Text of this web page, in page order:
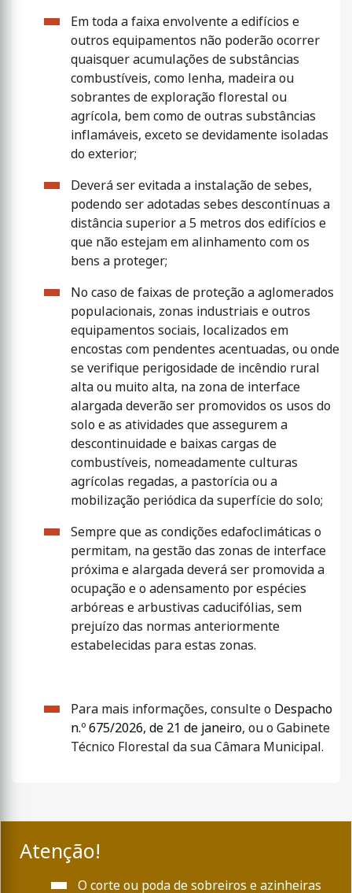
Em toda a faixa envolvente a edifícios e
outros equipamentos não poderão ocorrer
quaisquer acumulações de substâncias
combustíveis, como lenha, madeira ou
sobrantes de exploração florestal ou
agrícola, bem como de outras substâncias
inflamáveis, exceto se devidamente isoladas
do exterior;
Deverá ser evitada a instalação de sebes,
podendo ser adotadas sebes descontínuas a
distância superior a 5 metros dos edifícios e
que não estejam em alinhamento com os
bens a proteger;
No caso de faixas de proteção a aglomerados
populacionais, zonas industriais e outros
equipamentos sociais, localizados em
encostas com pendentes acentuadas, ou onde
se verifique perigosidade de incêndio rural
alta ou muito alta, na zona de interface
alargada deverão ser promovidos os usos do
solo e as atividades que assegurem a
descontinuidade e baixas cargas de
combustíveis, nomeadamente culturas
agrícolas regadas, a pastorícia ou a
mobilização periódica da superfície do solo;
Sempre que as condições edafoclimáticas o
permitam, na gestão das zonas de interface
próxima e alargada deverá ser promovida a
ocupação e o adensamento por espécies
arbóreas e arbustivas caducifólias, sem
prejuízo das normas anteriormente
estabelecidas para estas zonas.
Para mais informações, consulte o Despacho
n.º 675/2026, de 21 de janeiro, ou o Gabinete
Técnico Florestal da sua Câmara Municipal.
Atenção!
O corte ou poda de sobreiros e azinheiras